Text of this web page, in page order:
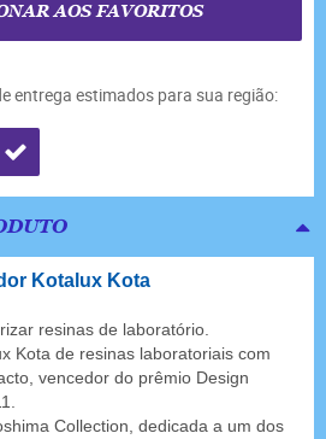
AOS FAVORITOS
entrega estimados para sua região:
Kotalux Kota
resinas de laboratório.
Kota de resinas laboratoriais com
vencedor do prêmio Design
Collection, dedicada a um dos